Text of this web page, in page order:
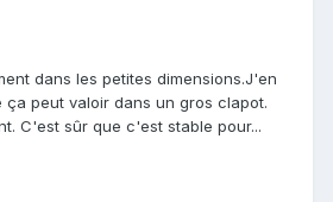
dans les petites dimensions.J'en
peut valoir dans un gros clapot.
C'est sûr que c'est stable pour...